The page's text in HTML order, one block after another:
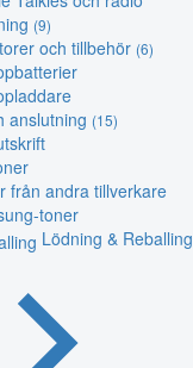
(9)
och tillbehör (6)
anslutning (15)
från andra tillverkare
toner
Lödning & Reballing